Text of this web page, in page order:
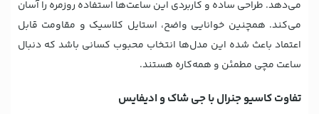
می‌دهد. طراحی ساده و کاربردی این ساعت‌ها استفاده روزمره را آسان
می‌کند. همچنین خوانایی واضح، استایل کلاسیک و مقاومت قابل
اعتماد باعث شده این مدل‌ها انتخاب محبوب کسانی باشد که دنبال
ساعت مچی مطمئن و همه‌کاره هستند.
تفاوت کاسیو جنرال با جی شاک و ادیفایس